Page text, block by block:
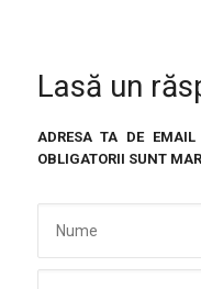
Lasă un
ADRESA TA DE
OBLIGATORII SUNT